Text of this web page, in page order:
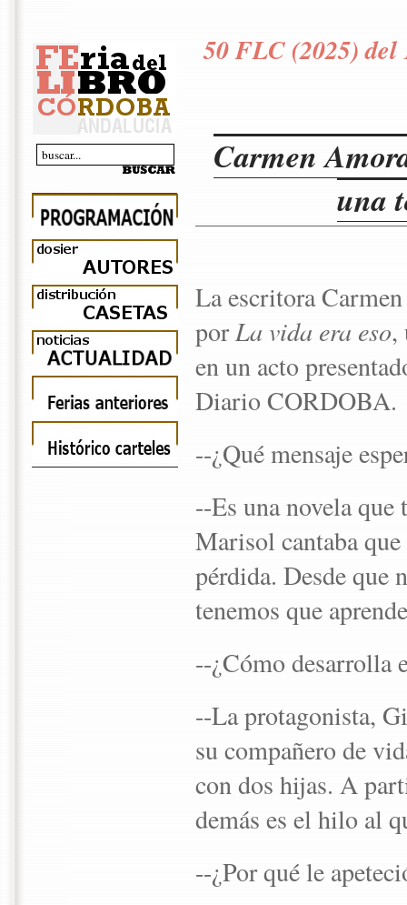
50 FLC (2025) del
Carmen
una
La escritora
porLa vida era eso,
en un acto
Diario CORDOBA.
--¿Qué mensaje
--Es una novela
Marisol cantaba
pérdida. Desde que
tenemos que
--¿Cómo desarrolla
--La protagonista,
su compañero de
con dos hijas. A
demás es el hilo al
--¿Por qué le